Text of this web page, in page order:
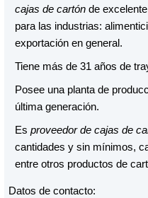
Fabec
Fadecco S.R.L.
Kraft Liner S.A.
Litoral Pack
Micruzor
Sustenpack S.R.L.
cajas de cartón de
para las industrias:
exportación en general.
Tiene más de 31 años de
Posee una planta de
última generación.
Es proveedor de cajas de
cantidades y sin mínimos,
entre otros productos de
Datos de contacto: